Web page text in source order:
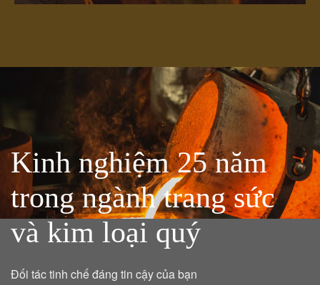
Kinh nghiệm 25 năm
trong ngành trang sức
và kim loại quý
Đối tác tinh chế đáng tin cậy của bạn